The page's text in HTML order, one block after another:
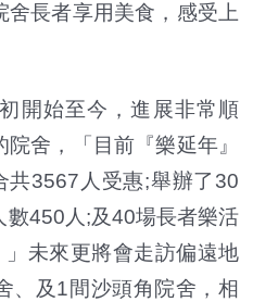
長者享用美食，感受上
開始至今，進展非常順
舍，「目前『樂延年』
共3567人受惠;舉辦了30
450人;及40場長者樂活
未來更將會走訪偏遠地
、及1間沙頭角院舍，相